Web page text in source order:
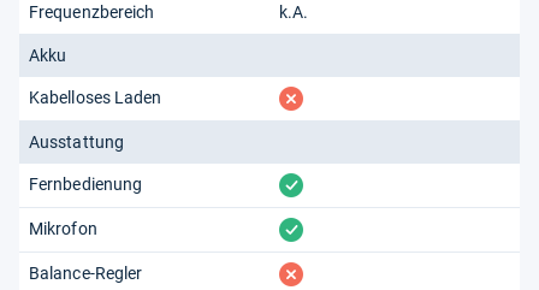
Frequenzbereich k.A.
Akku
Kabelloses Laden fehlt
Ausstattung
Fernbedienung vorhanden
Mikrofon vorhanden
Balance-Regler fehlt